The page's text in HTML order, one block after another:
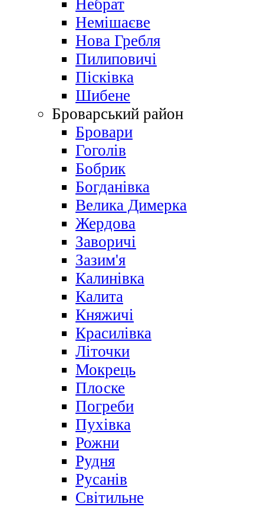
Небрат
Немішаєве
Нова Гребля
Пилиповичі
Пісківка
Шибене
Броварський район
Бровари
Гоголів
Бобрик
Богданівка
Велика Димерка
Жердова
Заворичі
Зазим'я
Калинівка
Калита
Княжичі
Красилівка
Літочки
Мокрець
Плоске
Погреби
Пухівка
Рожни
Рудня
Русанів
Світильне